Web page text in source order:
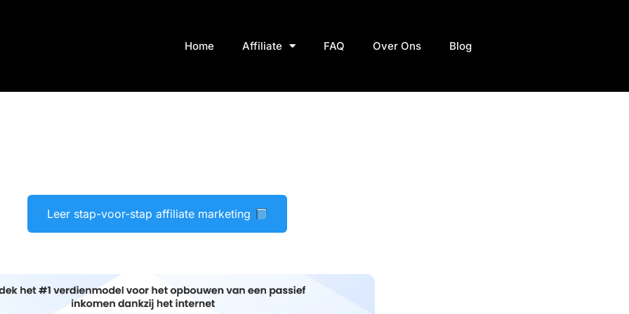
Home Affiliate FAQ Over Ons Blog
Leer stap-voor-stap affiliate marketing